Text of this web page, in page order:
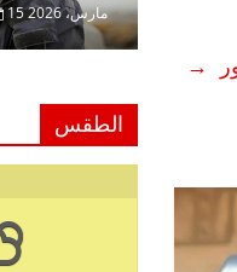
→
الطقس